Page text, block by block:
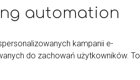
automation
kampanii e-
do zachowań użytkowników. To